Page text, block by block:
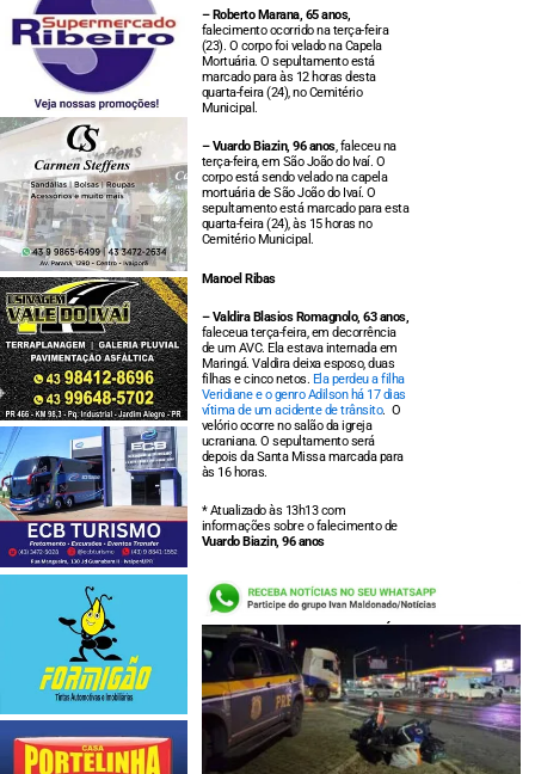
– Roberto Marana, 65 anos,
falecimento ocorrido na terça-feira
(23). O corpo foi velado na Capela
Mortuária. O sepultamento está
marcado para às 12 horas desta
quarta-feira (24), no Cemitério
Municipal.
– Vuardo Biazin, 96 anos, faleceu na
terça-feira, em São João do Ivaí. O
corpo está sendo velado na capela
mortuária de São João do Ivaí. O
sepultamento está marcado para esta
quarta-feira (24), às 15 horas no
Cemitério Municipal.
Manoel Ribas
– Valdira Blasios Romagnolo, 63 anos,
faleceua terça-feira, em decorrência
de um AVC. Ela estava internada em
Maringá. Valdira deixa esposo, duas
filhas e cinco netos. Ela perdeu a filha
Veridiane e o genro Adilson há 17 dias
vítima de um acidente de trânsito. O
velório ocorre no salão da igreja
ucraniana. O sepultamento será
depois da Santa Missa marcada para
às 16 horas.
* Atualizado às 13h13 com
informações sobre o falecimento de
Vuardo Biazin, 96 anos
LEIA TAMBÉM: